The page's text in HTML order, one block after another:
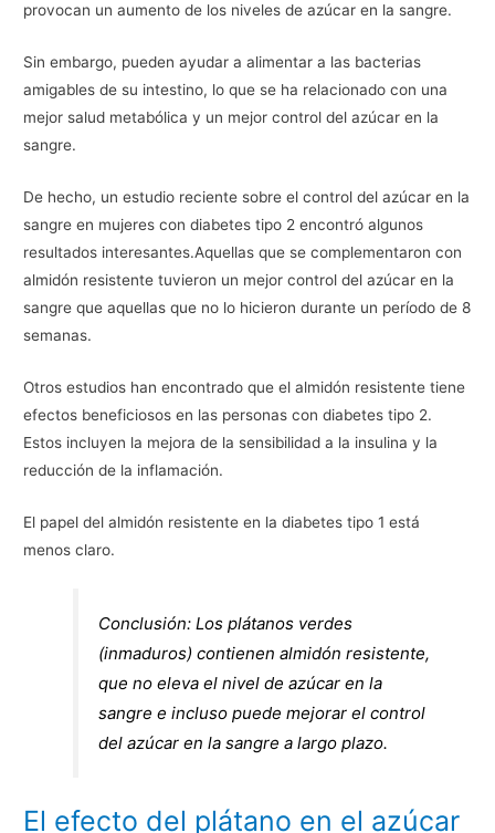
provocan un aumento de los niveles de azúcar en la sangre.
Sin embargo, pueden ayudar a alimentar a las bacterias
amigables de su intestino, lo que se ha relacionado con una
mejor salud metabólica y un mejor control del azúcar en la
sangre.
De hecho, un estudio reciente sobre el control del azúcar en la
sangre en mujeres con diabetes tipo 2 encontró algunos
resultados interesantes.Aquellas que se complementaron con
almidón resistente tuvieron un mejor control del azúcar en la
sangre que aquellas que no lo hicieron durante un período de 8
semanas.
Otros estudios han encontrado que el almidón resistente tiene
efectos beneficiosos en las personas con diabetes tipo 2.
Estos incluyen la mejora de la sensibilidad a la insulina y la
reducción de la inflamación.
El papel del almidón resistente en la diabetes tipo 1 está
menos claro.
Conclusión: Los plátanos verdes
(inmaduros) contienen almidón resistente,
que no eleva el nivel de azúcar en la
sangre e incluso puede mejorar el control
del azúcar en la sangre a largo plazo.
El efecto del plátano en el azúcar